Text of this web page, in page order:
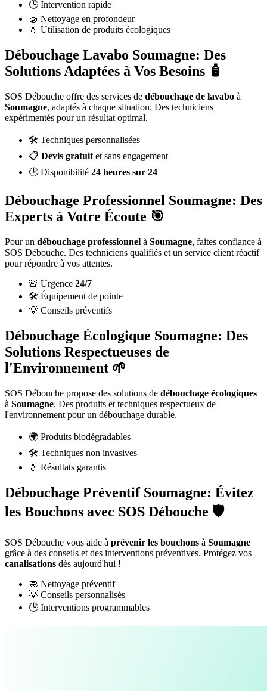
🕒 Intervention rapide
🧽 Nettoyage en profondeur
💧 Utilisation de produits écologiques
Débouchage Lavabo Soumagne: Des
Solutions Adaptées à Vos Besoins 🧴
SOS Débouche offre des services de débouchage de lavabo à
Soumagne, adaptés à chaque situation. Des techniciens
expérimentés pour un résultat optimal.
🛠️ Techniques personnalisées
📋 Devis gratuit et sans engagement
🕒 Disponibilité 24 heures sur 24
Débouchage Professionnel Soumagne: Des
Experts à Votre Écoute 🎯
Pour un débouchage professionnel à Soumagne, faites confiance à
SOS Débouche. Des techniciens qualifiés et un service client réactif
pour répondre à vos attentes.
🚨 Urgence 24/7
🛠️ Équipement de pointe
💡 Conseils préventifs
Débouchage Écologique Soumagne: Des
Solutions Respectueuses de
l'Environnement 🌱
SOS Débouche propose des solutions de débouchage écologiques
à Soumagne. Des produits et techniques respectueux de
l'environnement pour un débouchage durable.
🌍 Produits biodégradables
🛠️ Techniques non invasives
💧 Résultats garantis
Débouchage Préventif Soumagne: Évitez
les Bouchons avec SOS Débouche 🛡️
SOS Débouche vous aide à prévenir les bouchons à Soumagne
grâce à des conseils et des interventions préventives. Protégez vos
canalisations dès aujourd'hui !
🧼 Nettoyage préventif
💡 Conseils personnalisés
🕒 Interventions programmables